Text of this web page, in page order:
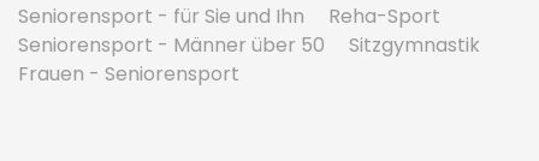
Seniorensport - für Sie und Ihn
Reha-Sport
Seniorensport - Männer über 50
Sitzgymnastik
Frauen - Seniorensport